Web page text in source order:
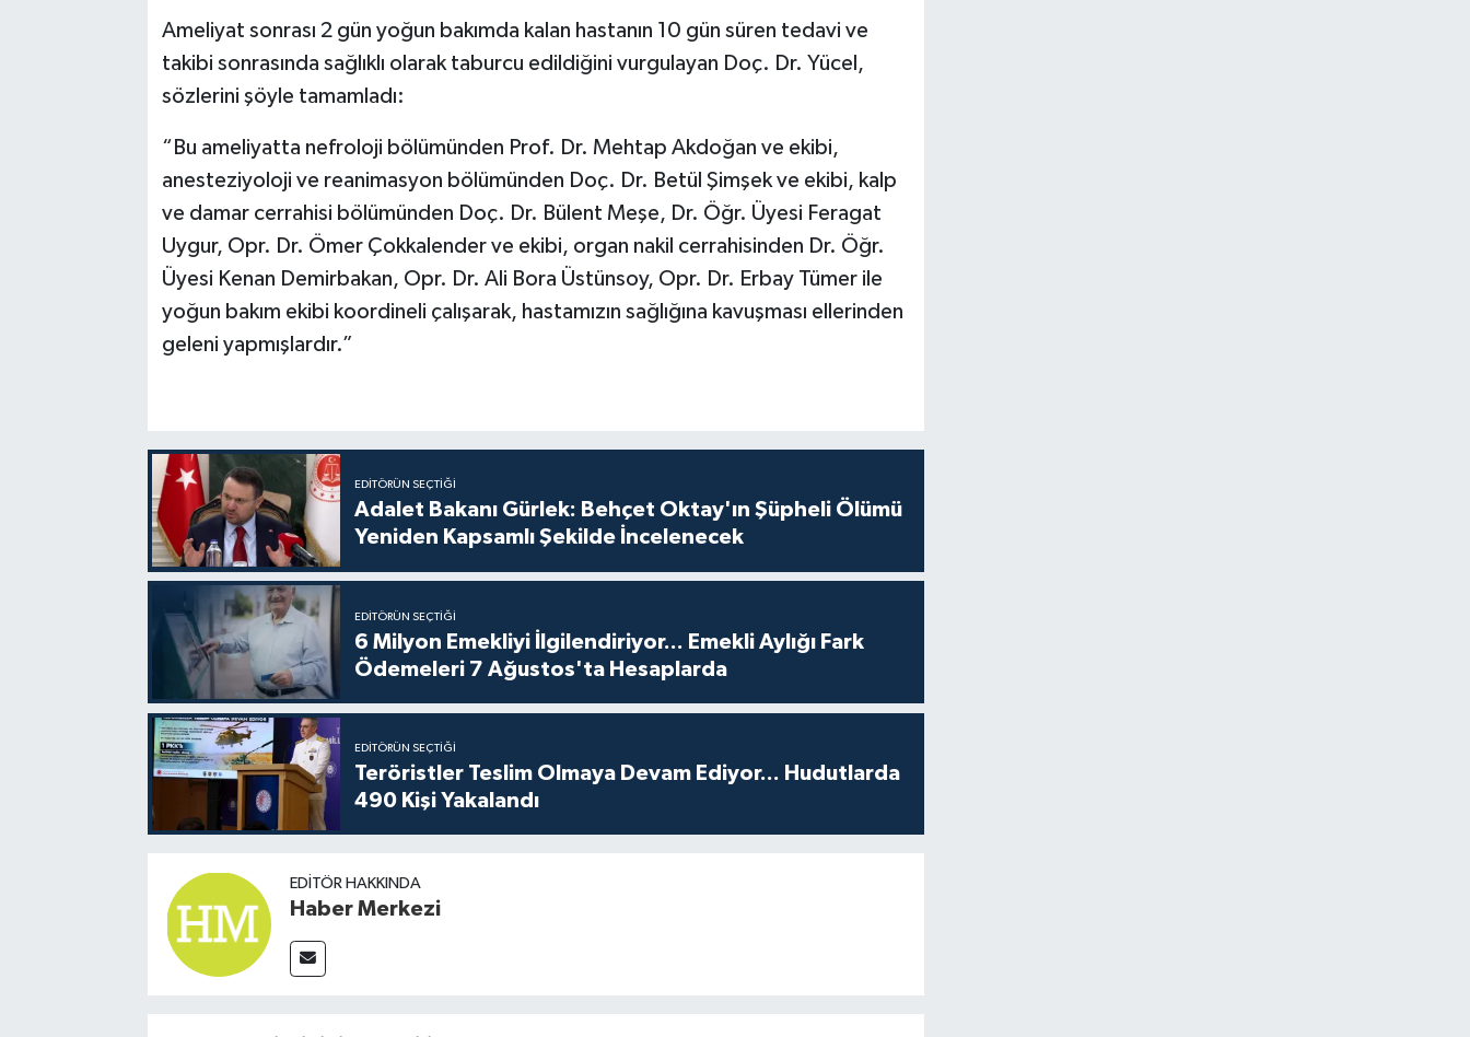
Ameliyat sonrası 2 gün yoğun bakımda kalan hastanın 10 gün süren tedavi ve
takibi sonrasında sağlıklı olarak taburcu edildiğini vurgulayan Doç. Dr. Yücel,
sözlerini şöyle tamamladı:
“Bu ameliyatta nefroloji bölümünden Prof. Dr. Mehtap Akdoğan ve ekibi,
anesteziyoloji ve reanimasyon bölümünden Doç. Dr. Betül Şimşek ve ekibi, kalp
ve damar cerrahisi bölümünden Doç. Dr. Bülent Meşe, Dr. Öğr. Üyesi Feragat
Uygur, Opr. Dr. Ömer Çokkalender ve ekibi, organ nakil cerrahisinden Dr. Öğr.
Üyesi Kenan Demirbakan, Opr. Dr. Ali Bora Üstünsoy, Opr. Dr. Erbay Tümer ile
yoğun bakım ekibi koordineli çalışarak, hastamızın sağlığına kavuşması ellerinden
geleni yapmışlardır.”
EDITÖRÜN SEÇTIĞI
Adalet Bakanı Gürlek: Behçet Oktay'ın Şüpheli Ölümü
Yeniden Kapsamlı Şekilde İncelenecek
EDITÖRÜN SEÇTIĞI
6 Milyon Emekliyi İlgilendiriyor... Emekli Aylığı Fark
Ödemeleri 7 Ağustos'ta Hesaplarda
EDITÖRÜN SEÇTIĞI
Teröristler Teslim Olmaya Devam Ediyor... Hudutlarda
490 Kişi Yakalandı
EDITÖR HAKKINDA
Haber Merkezi